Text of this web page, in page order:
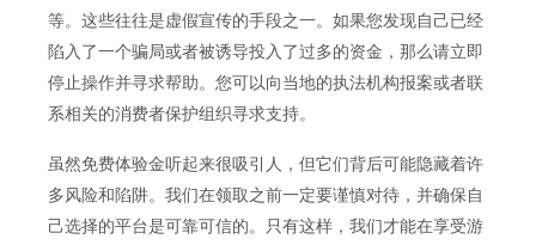
等。这些往往是虚假宣传的手段之一。如果您发现自己已经
陷入了一个骗局或者被诱导投入了过多的资金，那么请立即
停止操作并寻求帮助。您可以向当地的执法机构报案或者联
系相关的消费者保护组织寻求支持。
虽然免费体验金听起来很吸引人，但它们背后可能隐藏着许
多风险和陷阱。我们在领取之前一定要谨慎对待，并确保自
己选择的平台是可靠可信的。只有这样，我们才能在享受游